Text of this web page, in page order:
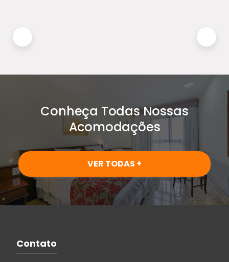
Conheça Todas Nossas
Acomodações
VER TODAS +
Contato